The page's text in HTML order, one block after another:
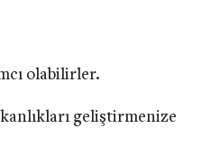
olabilirler.
geliştirmenize